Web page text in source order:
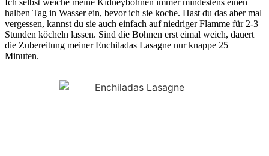
halben Tag in Wasser ein, bevor ich sie koche. Hast du das aber mal
vergessen, kannst du sie auch einfach auf niedriger Flamme für 2-3
Stunden köcheln lassen. Sind die Bohnen erst eimal weich, dauert
die Zubereitung meiner Enchiladas Lasagne nur knappe 25
Minuten.